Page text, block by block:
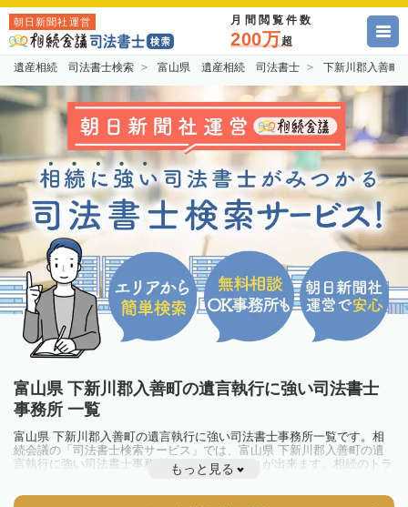
朝日新聞社運営 月間閲覧件数
200万超
遺産相続 司法書士検索 富山県 遺産相続 司法書士 下新川郡入善
富山県 下新川郡入善町の遺言執行に強い司法書士
事務所 一覧
富山県 下新川郡入善町の遺言執行に強い司法書士事務所一覧です。相
続会議の「司法書士検索サービス」では、富山県 下新川郡入善町の遺
言執行に強い司法書士事務所を一覧で見ることが出来ます。相続のトラ
ブルやお悩みを抱えている方は一度近隣の司法書士に相談してみましょ
もっと見る